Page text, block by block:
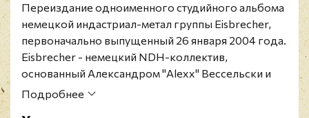
Переиздание одноименного студийного альбома
немецкой индастриал-метал группы Eisbrecher,
первоначально выпущенный 26 января 2004 года.
Eisbrecher - немецкий NDH-коллектив,
основанный Александром "Alexx" Вессельски и
Йохеном "Noel Pix" Зайбертом. Ранее они
Подробнее